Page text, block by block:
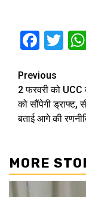
Previous
2 फरवरी को
को सौंपेगी ड्राफ्ट,
बताई आगे की
MORE